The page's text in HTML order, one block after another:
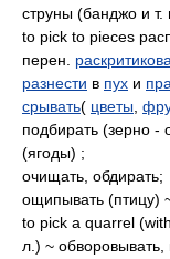
струны (банджо и
to pick to pieces
перен.
разнести в пух и
срывать( цветы
подбирать (зерно -
(ягоды) ;
очищать, обдирать;
ощипывать (птицу)
to pick a quarrel
л.) ~ обворовывать,